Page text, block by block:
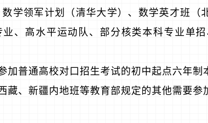
数学领军计划（清华大学）、数学英才班
业、高水平运动队、部分核类本科专业单
加普通高校对口招生考试的初中起点六年制
藏、新疆内地班等教育部规定的其他需要参